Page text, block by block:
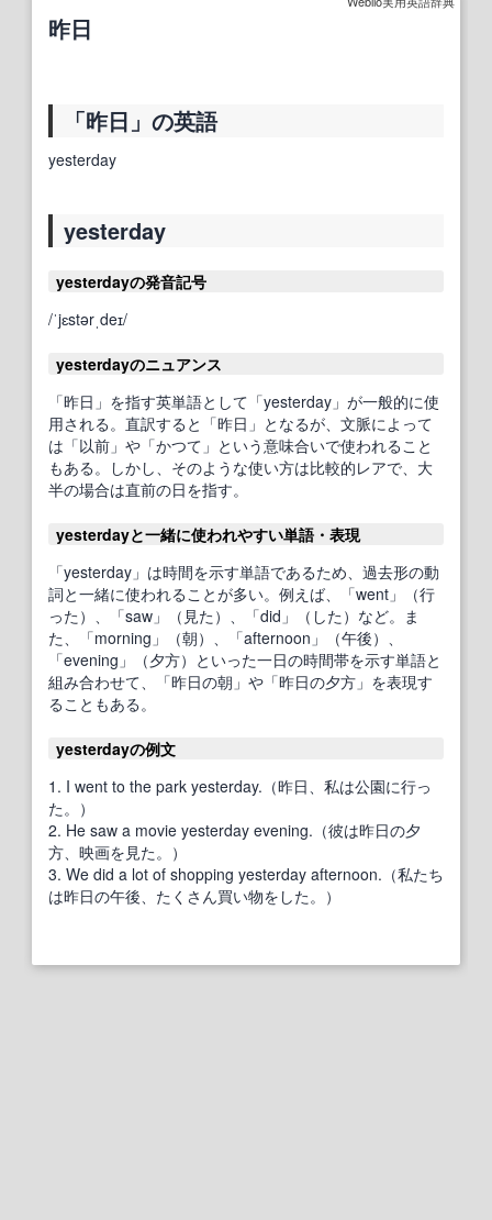
昨日
「昨日」の英語
yesterday
yesterday
yesterdayの発音記号
/ˈjɛstərˌdeɪ/
yesterdayのニュアンス
「昨日」を指す英単語として「yesterday」が一般的に使
用される。直訳すると「昨日」となるが、文脈によって
は「以前」や「かつて」という意味合いで使われること
もある。しかし、そのような使い方は比較的レアで、大
半の場合は直前の日を指す。
yesterdayと一緒に使われやすい単語・表現
「yesterday」は時間を示す単語であるため、過去形の動
詞と一緒に使われることが多い。例えば、「went」（行
った）、「saw」（見た）、「did」（した）など。ま
た、「morning」（朝）、「afternoon」（午後）、
「evening」（夕方）といった一日の時間帯を示す単語と
組み合わせて、「昨日の朝」や「昨日の夕方」を表現す
ることもある。
yesterdayの例文
1. I went to the park yesterday.（昨日、私は公園に行っ
た。）
2. He saw a movie yesterday evening.（彼は昨日の夕
方、映画を見た。）
3. We did a lot of shopping yesterday afternoon.（私たち
は昨日の午後、たくさん買い物をした。）